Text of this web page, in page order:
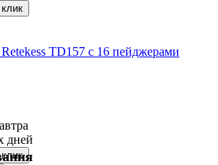
TD157 с 16 пейджерами
дней